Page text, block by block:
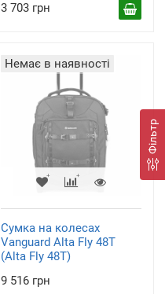
Фільтр
3 703 грн
Немає в наявності
Сумка на колесах
Vanguard Alta Fly 48T
(Alta Fly 48T)
9 516 грн